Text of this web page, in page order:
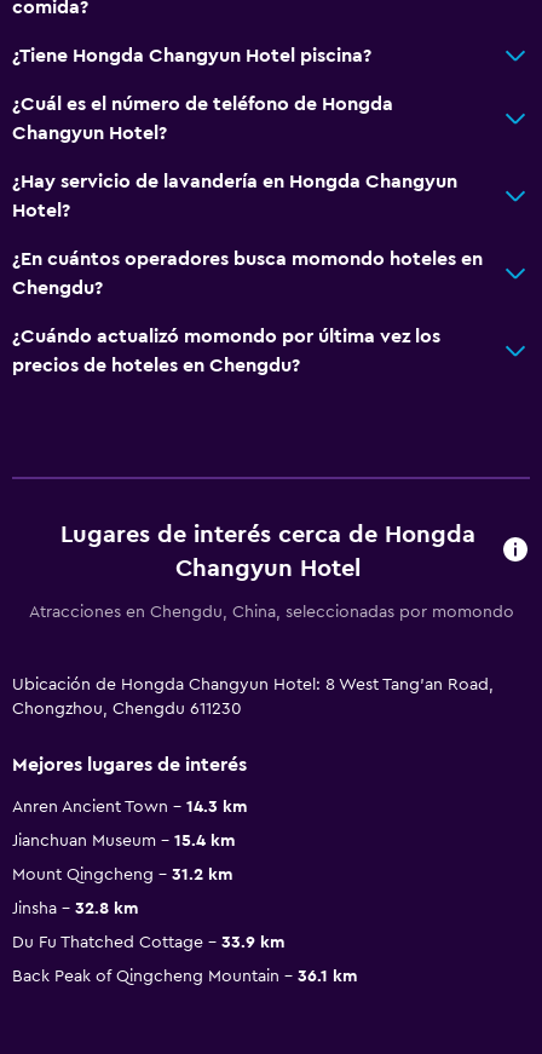
comida?
¿Tiene Hongda Changyun Hotel piscina?
¿Cuál es el número de teléfono de Hongda
Changyun Hotel?
¿Hay servicio de lavandería en Hongda Changyun
Hotel?
¿En cuántos operadores busca momondo hoteles en
Chengdu?
¿Cuándo actualizó momondo por última vez los
precios de hoteles en Chengdu?
Lugares de interés cerca de Hongda
Changyun Hotel
Atracciones en Chengdu, China, seleccionadas por momondo
Ubicación de Hongda Changyun Hotel: 8 West Tang'an Road,
Chongzhou, Chengdu 611230
Mejores lugares de interés
Anren Ancient Town
14.3 km
Jianchuan Museum
15.4 km
Mount Qingcheng
31.2 km
Jinsha
32.8 km
Du Fu Thatched Cottage
33.9 km
Back Peak of Qingcheng Mountain
36.1 km